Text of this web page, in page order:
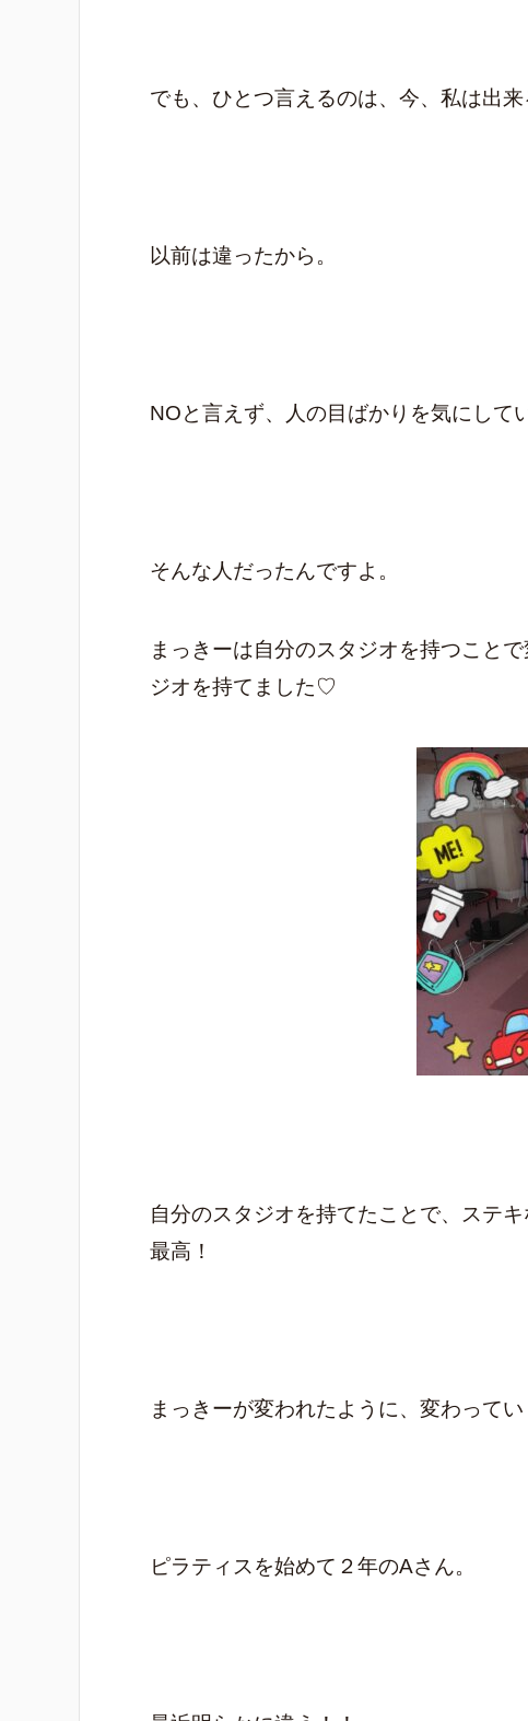
でも、ひとつ言えるのは、今、私は出
以前は違ったから。
NOと言えず、人の目ばかりを気にして
そんな人だったんですよ。
まっきーは自分のスタジオを持つこと
ジオを持てました♡
自分のスタジオを持てたことで、ステ
最高！
まっきーが変われたように、変わって
ピラティスを始めて２年のAさん。